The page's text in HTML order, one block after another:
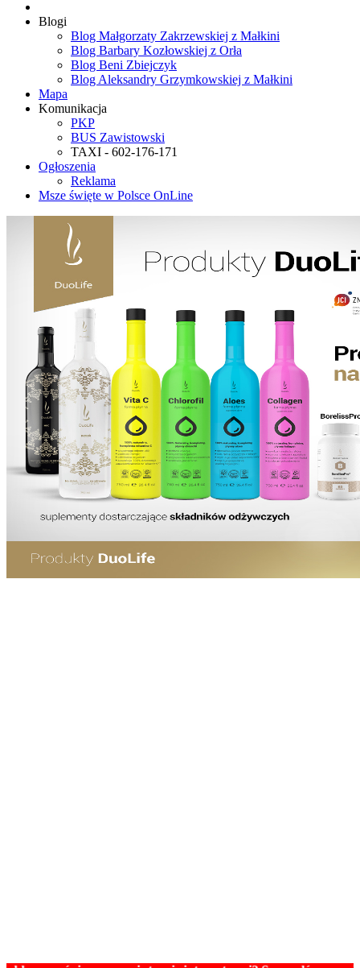
Blogi
Blog Małgorzaty Zakrzewskiej z Małkini
Blog Barbary Kozłowskiej z Orła
Blog Beni Zbiejczyk
Blog Aleksandry Grzymkowskiej z Małkini
Mapa
Komunikacja
PKP
BUS Zawistowski
TAXI - 602-176-171
Ogłoszenia
Reklama
Msze święte w Polsce OnLine